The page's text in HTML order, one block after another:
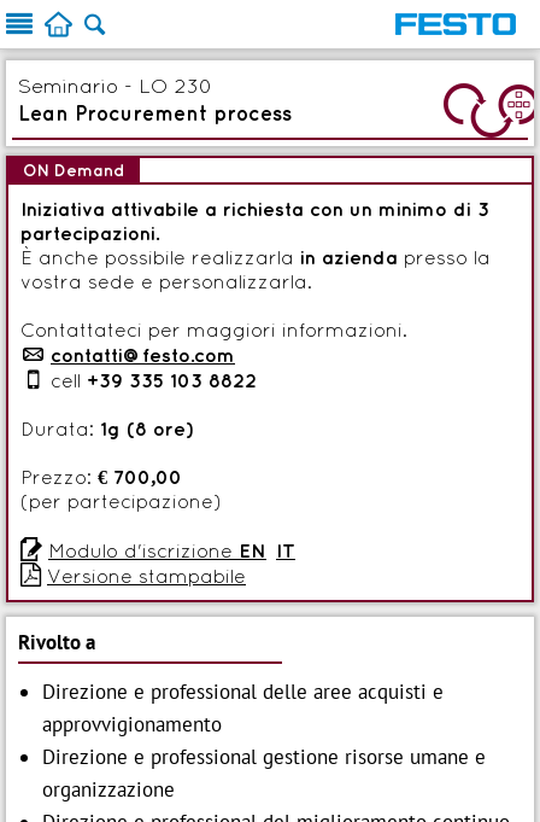
  
Rivolto a
Direzione e professional delle aree acquisti e
approvvigionamento
Direzione e professional gestione risorse umane e
organizzazione
ON Demand
Iniziativa attivabile a richiesta con un minimo di 3
partecipazioni.
È anche possibile realizzarla in azienda presso la
vostra sede e personalizzarla.
Contattateci per maggiori informazioni.
p contatti@festo.com
 cell +39 335 103 8822
Durata: 1g (8 ore)
Prezzo: € 700,00
(per partecipazione)
 Modulo d'iscrizione EN IT
 Versione stampabile
Seminario - LO 230
Lean Procurement process
4